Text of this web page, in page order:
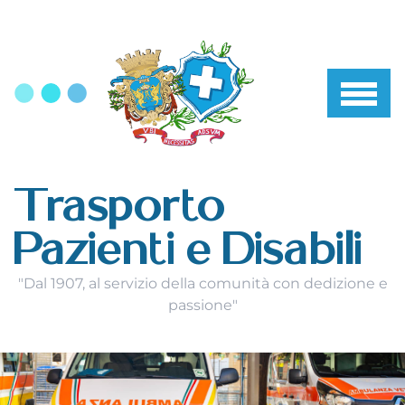
Trasporto
Pazienti e Disabili
"Dal 1907, al servizio della comunità con dedizione e
passione"